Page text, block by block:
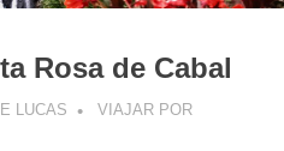
Rosa de Cabal
LUCAS
VIAJAR POR